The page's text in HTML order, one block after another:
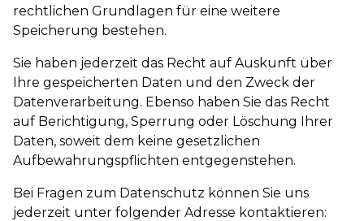
rechtlichen Grundlagen für eine weitere
Speicherung bestehen.
Sie haben jederzeit das Recht auf Auskunft über
Ihre gespeicherten Daten und den Zweck der
Datenverarbeitung. Ebenso haben Sie das Recht
auf Berichtigung, Sperrung oder Löschung Ihrer
Daten, soweit dem keine gesetzlichen
Aufbewahrungspflichten entgegenstehen.
Bei Fragen zum Datenschutz können Sie uns
jederzeit unter folgender Adresse kontaktieren: